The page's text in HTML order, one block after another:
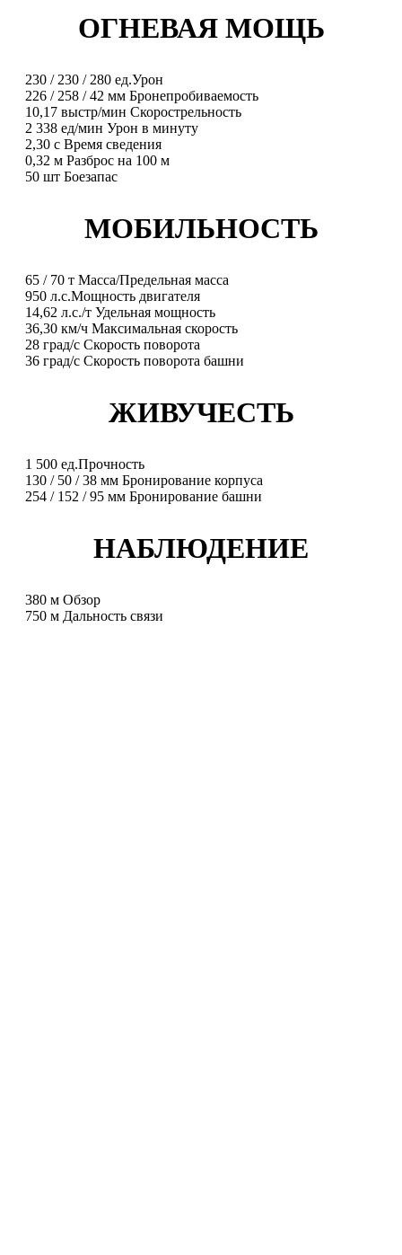
ОГНЕВАЯ МОЩЬ
230 / 230 / 280 ед.Урон
226 / 258 /42 мм Бронепробиваемость
10,17 выстр/мин Скорострельность
2 338 ед/мин Урон в минуту
2,30 с Время сведения
0,32 м Разброс на 100 м
50 шт Боезапас
МОБИЛЬНОСТЬ
65 / 70 т Масса/Предельная масса
950 л.с.Мощность двигателя
14,62 л.с./т Удельная мощность
36,30 км/ч Максимальная скорость
28 град/с Скорость поворота
36 град/с Скорость поворота башни
ЖИВУЧЕСТЬ
1 500 ед.Прочность
130 / 50 /38 мм Бронирование корпуса
254 / 152 /95 мм Бронирование башни
НАБЛЮДЕНИЕ
380 м Обзор
750 м Дальность связи